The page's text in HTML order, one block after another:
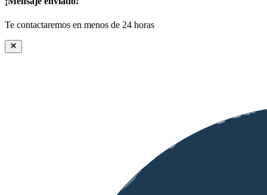
Te contactaremos en menos de 24 horas